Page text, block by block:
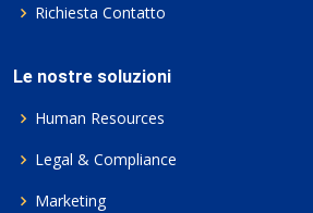
Richiesta Contatto
Le nostre soluzioni
Human Resources
Legal & Compliance
Marketing